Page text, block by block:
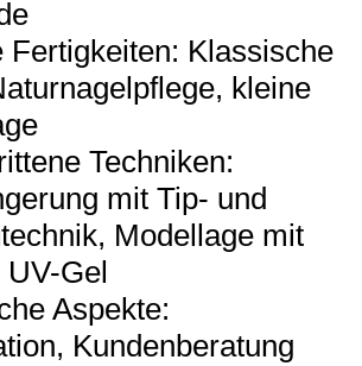
Fertigkeiten: Klassische
kleine
Techniken:
mit Tip- und
Modellage mit
Gel
Aspekte:
Kundenberatung